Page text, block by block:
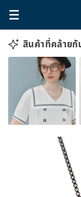
สินค้าที่คล้ายกั